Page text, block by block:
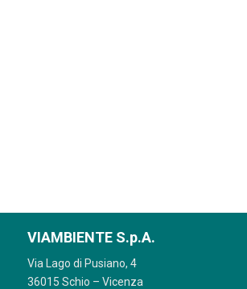
VIAMBIENTE S.p.A.
Via Lago di Pusiano, 4
36015 Schio – Vicenza